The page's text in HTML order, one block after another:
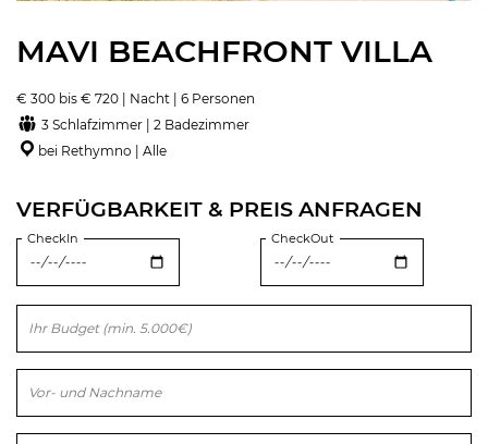
MAVI BEACHFRONT VILLA
€ 300 bis € 720 | Nacht | 6 Personen
3 Schlafzimmer | 2 Badezimmer
bei Rethymno | Alle
VERFÜGBARKEIT & PREIS ANFRAGEN
CheckIn CheckOut